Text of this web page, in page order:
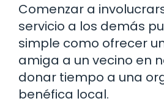
Comenzar a
servicio a los demás
simple como ofrecer
amiga a un vecino en
donar tiempo a una
benéfica local.